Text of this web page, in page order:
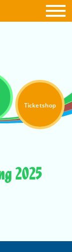
Ticketshop
2025